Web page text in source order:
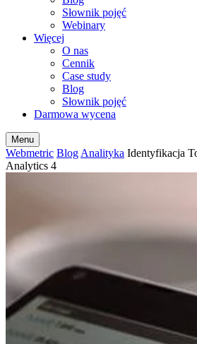
Słownik pojęć
Webinary
Więcej
O nas
Cennik
Case study
Blog
Słownik pojęć
Darmowa wycena
Menu
Webmetric Blog Analityka Identyfikacja
Analytics 4